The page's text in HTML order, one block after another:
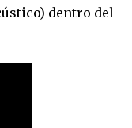
dentro del